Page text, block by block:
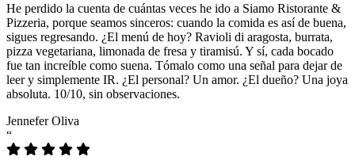
He perdido la cuenta de cuántas veces he ido a Siamo Ristorante &
Pizzeria, porque seamos sinceros: cuando la comida es así de buena,
sigues regresando. ¿El menú de hoy? Ravioli di aragosta, burrata,
pizza vegetariana, limonada de fresa y tiramisú. Y sí, cada bocado
fue tan increíble como suena. Tómalo como una señal para dejar de
leer y simplemente IR. ¿El personal? Un amor. ¿El dueño? Una joya
absoluta. 10/10, sin observaciones.
Jennefer Oliva
“